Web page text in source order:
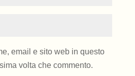
email e sito web in questo
volta che commento.